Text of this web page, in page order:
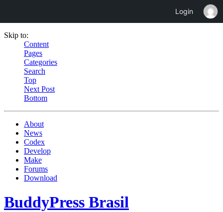
Skip to:
Content
Pages
Categories
Search
Top
Next Post
Bottom
About
News
Codex
Develop
Make
Forums
Download
BuddyPress Brasil
Login